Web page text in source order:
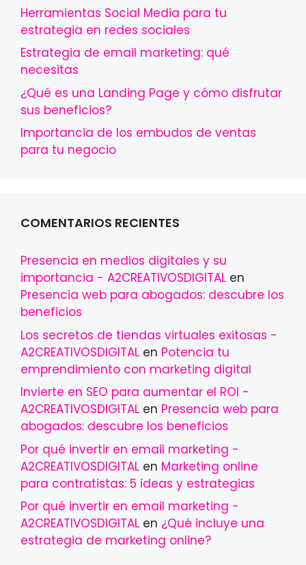
Herramientas Social Media para tu
estrategia en redes sociales
Estrategia de email marketing: qué
necesitas
¿Qué es una Landing Page y cómo disfrutar
sus beneficios?
Importancia de los embudos de ventas
para tu negocio
COMENTARIOS RECIENTES
Presencia en medios digitales y su
importancia - A2CREATIVOSDIGITAL en
Presencia web para abogados: descubre los
beneficios
Los secretos de tiendas virtuales exitosas -
A2CREATIVOSDIGITAL en Potencia tu
emprendimiento con marketing digital
Invierte en SEO para aumentar el ROI -
A2CREATIVOSDIGITAL en Presencia web para
abogados: descubre los beneficios
Por qué invertir en email marketing -
A2CREATIVOSDIGITAL en Marketing online
para contratistas: 5 ideas y estrategias
Por qué invertir en email marketing -
A2CREATIVOSDIGITAL en ¿Qué incluye una
estrategia de marketing online?